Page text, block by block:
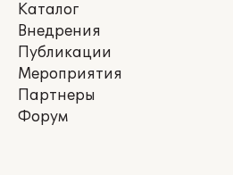
Каталог
Внедрения
Публикации
Мероприятия
Партнеры
Форум